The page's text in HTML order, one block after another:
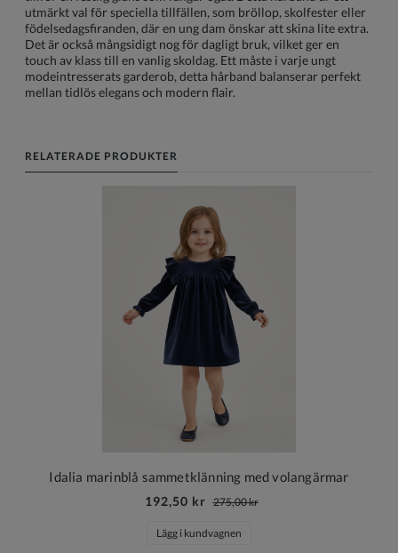
utmärkt val för speciella tillfällen, som bröllop, skolfester eller
födelsedagsfiranden, där en ung dam önskar att skina lite extra.
Det är också mångsidigt nog för dagligt bruk, vilket ger en
touch av klass till en vanlig skoldag. Ett måste i varje ungt
modeintresserats garderob, detta hårband balanserar perfekt
mellan tidlös elegans och modern flair.
RELATERADE PRODUKTER
Idalia marinblå sammetklänning med volangärmar
192,50 kr 275,00 kr
Lägg i kundvagnen